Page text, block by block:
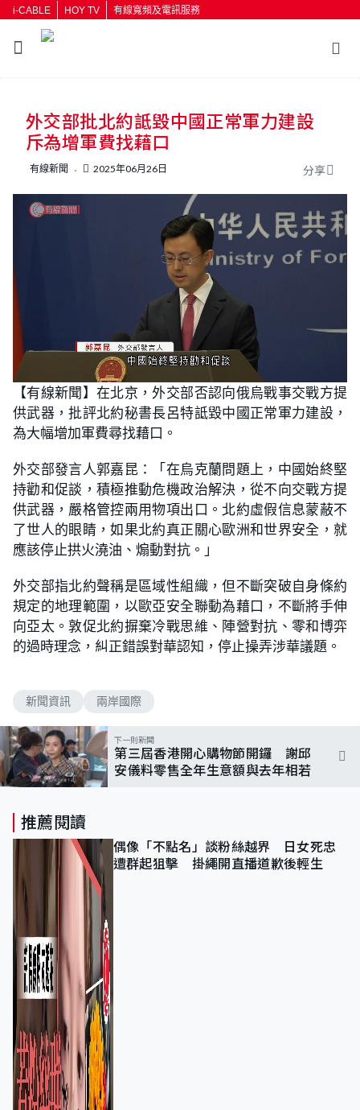
i-CABLE HOY TV 有線寬頻及電訊服務
按輸入鍵開始搜尋
外交部批北約詆毀中國正常軍力建設
斥為增軍費找藉口
有線新聞 2025年06月26日 分享
n
m
t
e
o
a
d
e
d
:
5
3
8
%
【有線新聞】在北京，外交部否認向俄烏戰事交戰方提
供武器，批評北約秘書長呂特詆毀中國正常軍力建設，
為大幅增加軍費尋找藉口。
外交部發言人郭嘉昆：「在烏克蘭問題上，中國始終堅
持勸和促談，積極推動危機政治解決，從不向交戰方提
供武器，嚴格管控兩用物項出口。北約虛假信息蒙蔽不
了世人的眼睛，如果北約真正關心歐洲和世界安全，就
應該停止拱火澆油、煽動對抗。」
外交部指北約聲稱是區域性組織，但不斷突破自身條約
規定的地理範圍，以歐亞安全聯動為藉口，不斷將手伸
向亞太。敦促北約摒棄冷戰思維、陣營對抗、零和博弈
的過時理念，糾正錯誤對華認知，停止操弄涉華議題。
新聞資訊 兩岸國際
下一則新聞
第三屆香港開心購物節開鑼 謝邱
安儀料零售全年生意額與去年相若
推薦閱讀
偶像「不點名」談粉絲越界 日女死忠
遭群起狙擊 掛繩開直播道歉後輕生